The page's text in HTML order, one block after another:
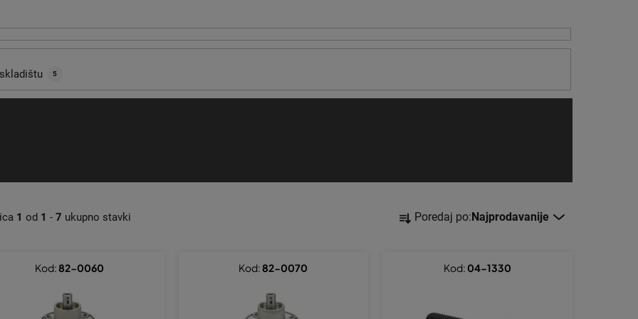
1 od 1 - 7 ukupno stavki
S
o Poredaj po:Najprodavanije
5
Kod:82-0060 Kod:82-0070 Kod:04-1330